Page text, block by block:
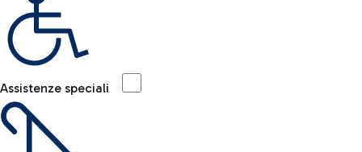
Assistenze speciali